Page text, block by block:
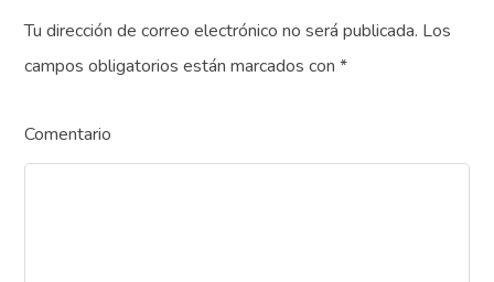
Tu dirección de correo electrónico no será publicada. Los
campos obligatorios están marcados con*
Comentario